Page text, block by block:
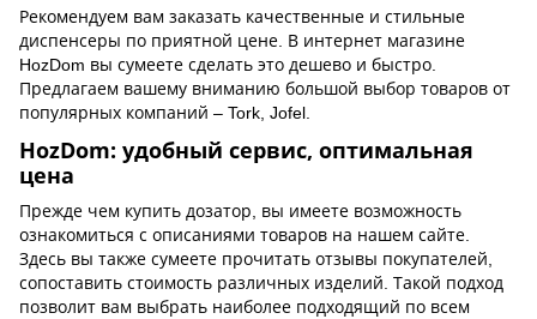
Рекомендуем вам заказать качественные и стильные
диспенсеры по приятной цене. В интернет магазине
HozDom вы сумеете сделать это дешево и быстро.
Предлагаем вашему вниманию большой выбор товаров от
популярных компаний – Tork, Jofel.
HozDom: удобный сервис, оптимальная
цена
Прежде чем купить дозатор, вы имеете возможность
ознакомиться с описаниями товаров на нашем сайте.
Здесь вы также сумеете прочитать отзывы покупателей,
сопоставить стоимость различных изделий. Такой подход
позволит вам выбрать наиболее подходящий по всем